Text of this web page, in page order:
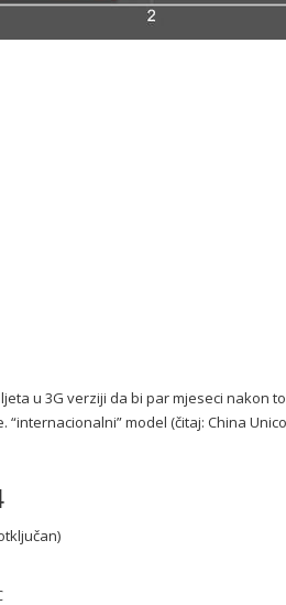
u 3G verziji da bi par mjeseci nakon
model (čitaj: China